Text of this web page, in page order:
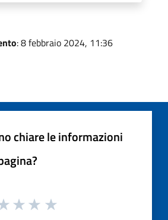
: 8 febbraio 2024, 11:36
chiare le informazioni